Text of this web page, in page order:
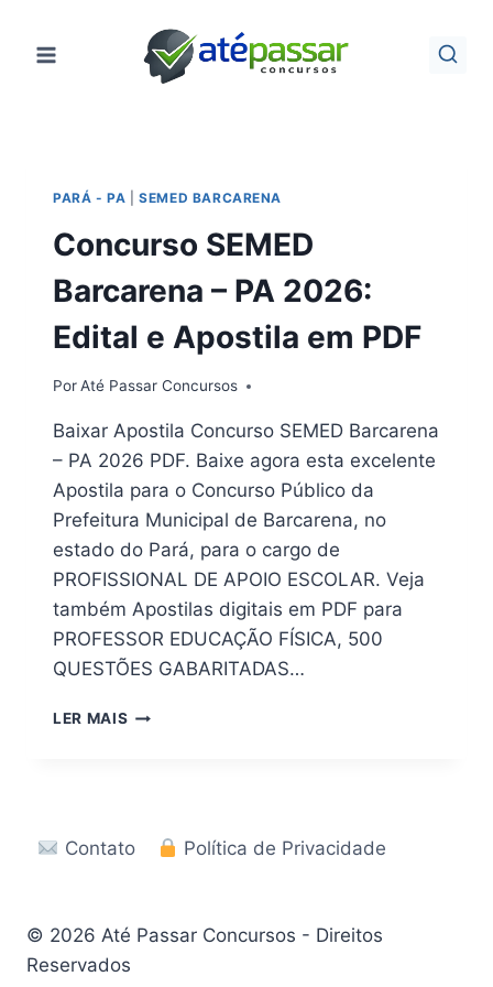
para
PARÁ - PA |SEMED BARCARENA
Concurso SEMED
Barcarena – PA 2026:
Edital e Apostila em PDF
PorAté Passar Concursos
Baixar Apostila Concurso SEMED Barcarena
– PA 2026 PDF. Baixe agora esta excelente
Apostila para o Concurso Público da
Prefeitura Municipal de Barcarena, no
estado do Pará, para o cargo de
PROFISSIONAL DE APOIO ESCOLAR. Veja
também Apostilas digitais em PDF para
PROFESSOR EDUCAÇÃO FÍSICA, 500
QUESTÕES GABARITADAS…
LER MAIS CONCURSO
EDITAL
PDF
Contato Política de Privacidade
© 2026 Até Passar Concursos - Direitos
Reservados